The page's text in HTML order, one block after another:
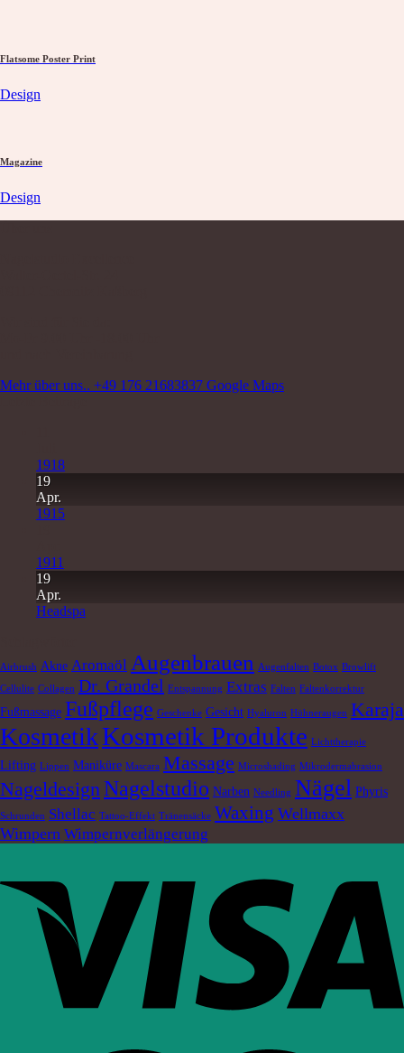
Flatsome Poster Print
Design
Magazine
Design
Mehr über uns.. +49 176 21683837 Google Maps
1918
19
Apr.
1915
1911
19
Apr.
Headspa
Airbrush Akne Aromaöl Augenbrauen Augenfalten Botox Browlift
Cellulite Collagen Dr. Grandel Entspannung Extras Falten Faltenkorrektur
Fußmassage Fußpflege Geschenke Gesicht Hyaluron Hühneraugen Karaja
KosmetikKosmetik Produkte Lichttherapie
Lifting Lippen Maniküre Mascara Massage Microshading Mikrodermabrasion
Nageldesign Nagelstudio Narben Needling Nägel Phyris
Schrunden Shellac Tattoo-Effekt Tränensäcke Waxing Wellmaxx
Wimpern Wimpernverlängerung